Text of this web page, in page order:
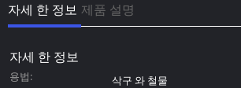
자세 한 정보 제품 설명
자세 한 정보
용법:
삭구 와 철물